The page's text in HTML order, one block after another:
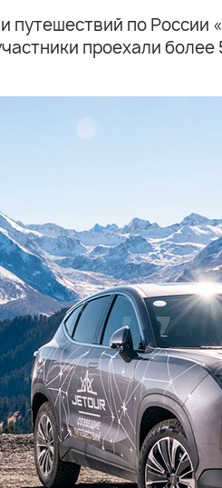
по России
проехали